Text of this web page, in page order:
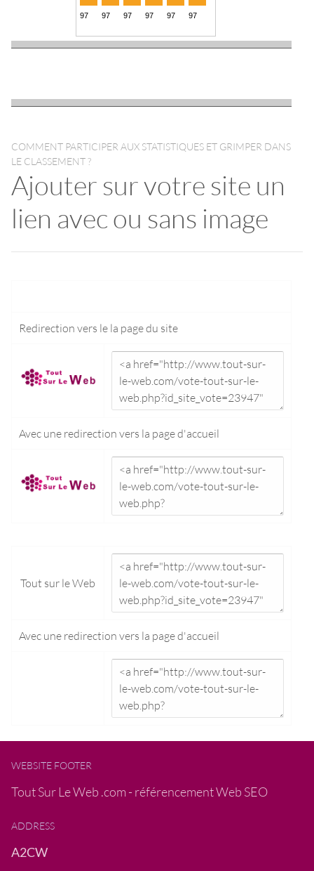
COMMENT PARTICIPER AUX STATISTIQUES ET GRIMPER DANS
LE CLASSEMENT ?
Ajouter sur votre site un
lien avec ou sans image
Redirection vers le la page du site
Avec une redirection vers la page d'accueil
Tout sur le Web
Avec une redirection vers la page d'accueil
WEBSITE FOOTER
Tout Sur Le Web .com - référencement Web SEO
ADDRESS
A2CW